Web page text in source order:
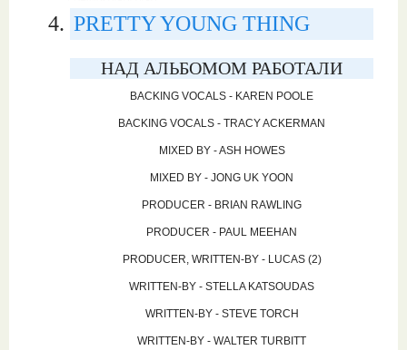
PRETTY YOUNG THING
НАД АЛЬБОМОМ РАБОТАЛИ
BACKING VOCALS - KAREN POOLE
BACKING VOCALS - TRACY ACKERMAN
MIXED BY - ASH HOWES
MIXED BY - JONG UK YOON
PRODUCER - BRIAN RAWLING
PRODUCER - PAUL MEEHAN
PRODUCER, WRITTEN-BY - LUCAS (2)
WRITTEN-BY - STELLA KATSOUDAS
WRITTEN-BY - STEVE TORCH
WRITTEN-BY - WALTER TURBITT